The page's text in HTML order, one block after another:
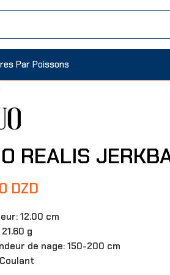
Par Poissons
REALIS
DZD
12.00 cm
g
de nage: 150-200 cm